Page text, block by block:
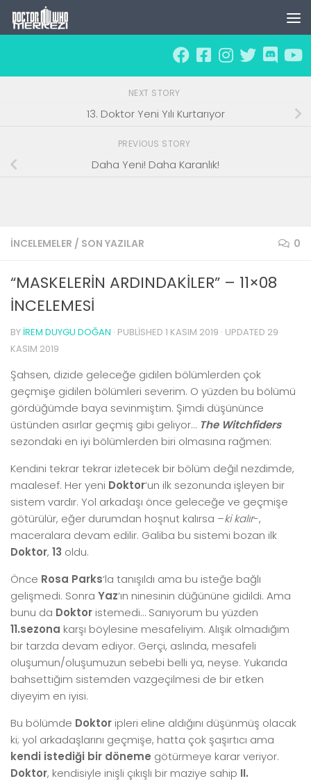
Skip to content
İNCELEMELER / SON YAZILAR 0
“MASKELERİN ARDINDAKİLER” – 11×08
İNCELEMESİ
BY İREM DUYGU DOĞAN · PUBLISHED 1 KASIM 2019 · UPDATED 29
KASIM 2019
Şahsen, dizide geleceğe gidilen bölümlerden çok
geçmişe gidilen bölümleri severim. O yüzden bu bölümü
gördüğümde baya sevinmiştim. Şimdi düşününce
üstünden asırlar geçmiş gibi geliyor… The Witchfiders
sezondaki en iyi bölümlerden biri olmasına rağmen:
Kendini tekrar tekrar izletecek bir bölüm değil nezdimde,
maalesef. Her yeni Doktor‘un ilk sezonunda işleyen bir
sistem vardır. Yol arkadaşı önce geleceğe ve geçmişe
götürülür, eğer durumdan hoşnut kalırsa –ki kalır-,
maceralara devam edilir. Galiba bu sistemi bozan ilk
Doktor, 13 oldu.
Önce Rosa Parks‘la tanışıldı ama bu isteğe bağlı
gelişmedi. Sonra Yaz‘ın ninesinin düğününe gidildi. Ama
bunu da Doktor istemedi… Sanıyorum bu yüzden
11.sezona karşı böylesine mesafeliyim. Alışık olmadığım
bir tarzda devam ediyor. Gerçi, aslında, mesafeli
oluşumun/oluşumuzun sebebi belli ya, neyse. Yukarıda
bahsettiğim sistemden vazgeçilmesi de bir etken
diyeyim en iyisi.
Bu bölümde Doktor ipleri eline aldığını düşünmüş olacak
ki; yol arkadaşlarını geçmişe, hatta çok şaşırtıcı ama
kendi istediği bir döneme götürmeye karar veriyor.
Doktor, kendisiyle inişli çıkışlı bir maziye sahip II.
NEXT STORY
13. Doktor Yeni Yılı Kurtarıyor
PREVIOUS STORY
Daha Yeni! Daha Karanlık!